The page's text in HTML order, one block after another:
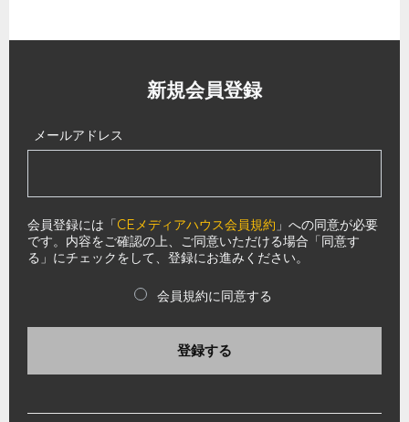
新規会員登録
メールアドレス
会員登録には「CEメディアハウス会員規約 」への同意が必要
です。内容をご確認の上、ご同意いただける場合「同意す
る」にチェックをして、登録にお進みください。
会員規約に同意する
登録する